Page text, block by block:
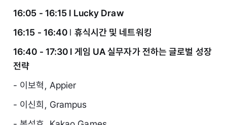
16:05 - 16:15 l Lucky Draw
16:15 - 16:40 l 휴식시간 및 네트워킹
16:40 - 17:30 l 게임 UA 실무자가 전하는 글로벌 성장
전략
- 이보혁, Appier
- 이신희, Grampus